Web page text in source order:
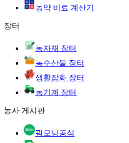
농약 비료 계산기
장터
농자재 장터
농수산물 장터
생활잡화 장터
농기계 장터
농사 게시판
팜모닝공식